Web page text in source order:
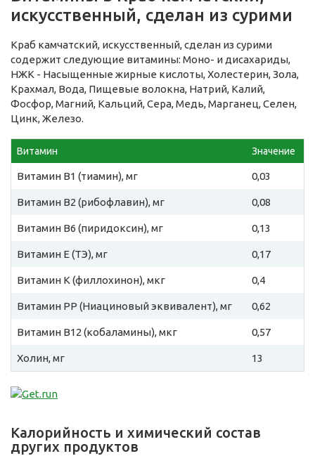
искусственный, сделан из сурими
Краб камчатский, искусственный, сделан из сурими
содержит следующие витамины: Моно- и дисахариды,
НЖК - Насыщенные жирные кислоты, Холестерин, Зола,
Крахмал, Вода, Пищевые волокна, Натрий, Калий,
Фосфор, Магний, Кальций, Сера, Медь, Марганец, Селен,
Цинк, Железо.
Витамин Значение
Витамин B1 (тиамин), мг 0,03
Витамин B2 (рибофлавин), мг 0,08
Витамин B6 (пиридоксин), мг 0,13
Витамин E (ТЭ), мг 0,17
Витамин К (филлохинон), мкг 0,4
Витамин PP (Ниациновый эквивалент), мг 0,62
Витамин B12 (кобаламины), мкг 0,57
Холин, мг 13
Калорийность и химический состав
других продуктов